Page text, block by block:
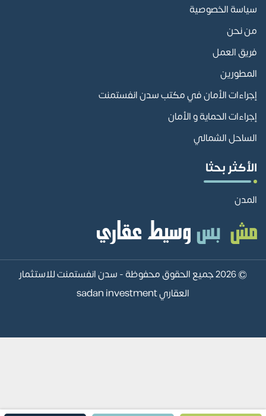
سياسة الخصوصية
من نحن
فريق العمل
المطورين
إجراءات الأمان في مكتب سدن انفستمنت
إجراءات الحماية و الأمان
الساحل الشمالي
الأكثر بحثا
المدن
© 2026 جميع الحقوق محفوظة -
سدن انفستمنت للاستثمار
العقاري sadan investment